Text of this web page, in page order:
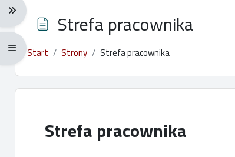
Strefa pracownika
Start Strony Strefa pracownika
Strefa pracownika
Rozwiń menu nawigacji: Ctrl + Alt + →
Rozwiń menu pełnoekranowe: Ctrl + Alt + f